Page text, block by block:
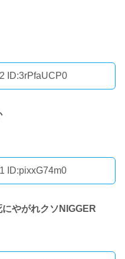
ID:3rPfaUCP0
ID:pixxG74m0
やがれクソNIGGER